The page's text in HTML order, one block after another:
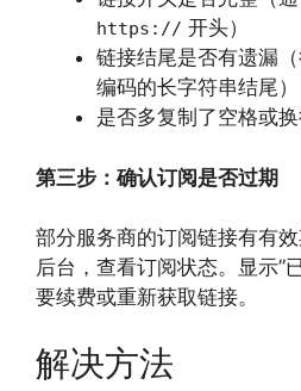
https:// 开头）
链接结尾是否有遗漏
编码的长字符串结尾）
是否多复制了空格或
第三步：确认订阅是否过期
部分服务商的订阅链接有有
后台，查看订阅状态。显示”
要续费或重新获取链接。
解决方法